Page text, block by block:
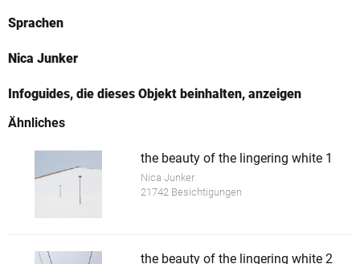
Sprachen
Nica Junker
Infoguides, die dieses Objekt beinhalten, anzeigen
Ähnliches
the beauty of the lingering white 1
Nica Junker
21742 Besichtigungen
the beauty of the lingering white 2